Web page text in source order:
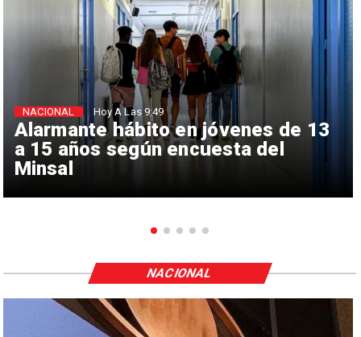
Alarmante hábito en jóvenes de 13
a 15 años según encuesta del
Minsal
NACIONAL Hoy A Las 9:49
NACIONAL